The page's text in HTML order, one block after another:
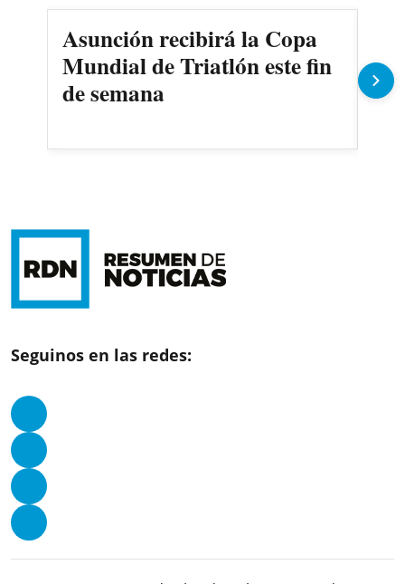
Asunción recibirá la Copa
Mundial de Triatlón este fin
de semana
la
Seguinos en las redes: